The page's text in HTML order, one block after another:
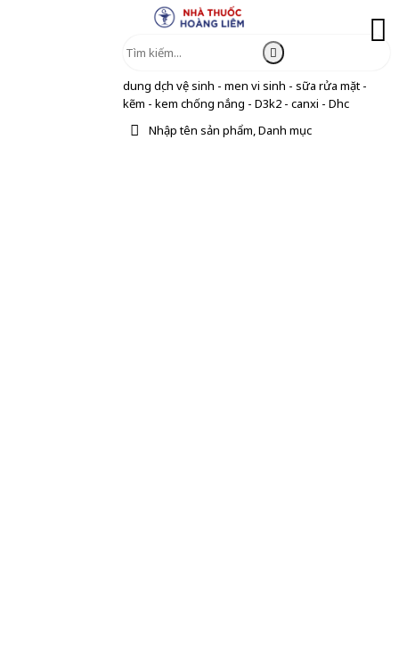
dung dịch vệ sinh - men vi sinh - sữa rửa mặt -
kẽm - kem chống nắng - D3k2 - canxi - Dhc
Nhập tên sản phẩm, Danh mục